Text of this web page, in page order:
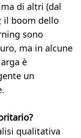
di altri (dal
il boom dello
sono
ma in alcune
è
un
qualitativa